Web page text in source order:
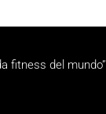
fitness del mundo”